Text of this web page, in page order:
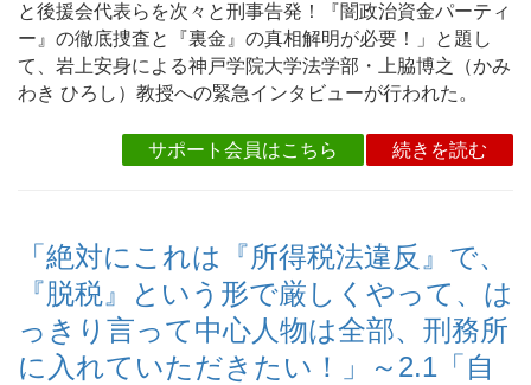
と後援会代表らを次々と刑事告発！『闇政治資金パーティ
ー』の徹底捜査と『裏金』の真相解明が必要！」と題し
て、岩上安身による神戸学院大学法学部・上脇博之（かみ
わき ひろし）教授への緊急インタビューが行われた。
サポート会員はこちら 続きを読む
「絶対にこれは『所得税法違反』で、
『脱税』という形で厳しくやって、は
っきり言って中心人物は全部、刑務所
に入れていただきたい！」～2.1「自